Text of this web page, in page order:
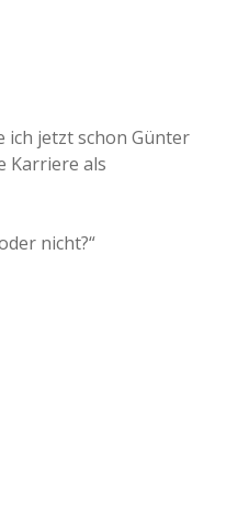
ich jetzt schon Günter
Karriere als
nicht?“